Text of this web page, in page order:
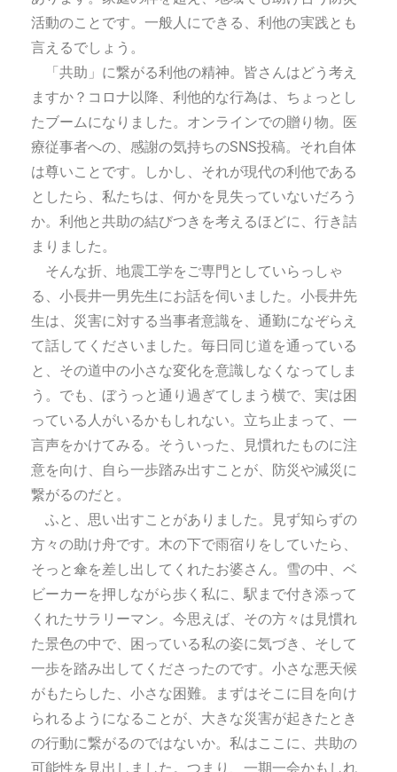
活動のことです。一般人にできる、利他の実践とも
言えるでしょう。
「共助」に繋がる利他の精神。皆さんはどう考え
ますか？コロナ以降、利他的な行為は、ちょっとし
たブームになりました。オンラインでの贈り物。医
療従事者への、感謝の気持ちのSNS投稿。それ自体
は尊いことです。しかし、それが現代の利他である
としたら、私たちは、何かを見失っていないだろう
か。利他と共助の結びつきを考えるほどに、行き詰
まりました。
そんな折、地震工学をご専門としていらっしゃ
る、小長井一男先生にお話を伺いました。小長井先
生は、災害に対する当事者意識を、通勤になぞらえ
て話してくださいました。毎日同じ道を通っている
と、その道中の小さな変化を意識しなくなってしま
う。でも、ぼうっと通り過ぎてしまう横で、実は困
っている人がいるかもしれない。立ち止まって、一
言声をかけてみる。そういった、見慣れたものに注
意を向け、自ら一歩踏み出すことが、防災や減災に
繋がるのだと。
ふと、思い出すことがありました。見ず知らずの
方々の助け舟です。木の下で雨宿りをしていたら、
そっと傘を差し出してくれたお婆さん。雪の中、ベ
ビーカーを押しながら歩く私に、駅まで付き添って
くれたサラリーマン。今思えば、その方々は見慣れ
た景色の中で、困っている私の姿に気づき、そして
一歩を踏み出してくださったのです。小さな悪天候
がもたらした、小さな困難。まずはそこに目を向け
られるようになることが、大きな災害が起きたとき
の行動に繋がるのではないか。私はここに、共助の
可能性を見出しました。つまり、一期一会かもしれ